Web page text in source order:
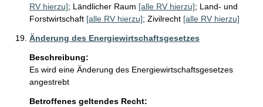
RV hierzu]; Ländlicher Raum [alle RV hierzu]; Land- und
Forstwirtschaft [alle RV hierzu]; Zivilrecht [alle RV hierzu]
Änderung des Energiewirtschaftsgesetzes
Beschreibung:
Es wird eine Änderung des Energiewirtschaftsgesetzes
angestrebt
Betroffenes geltendes Recht: